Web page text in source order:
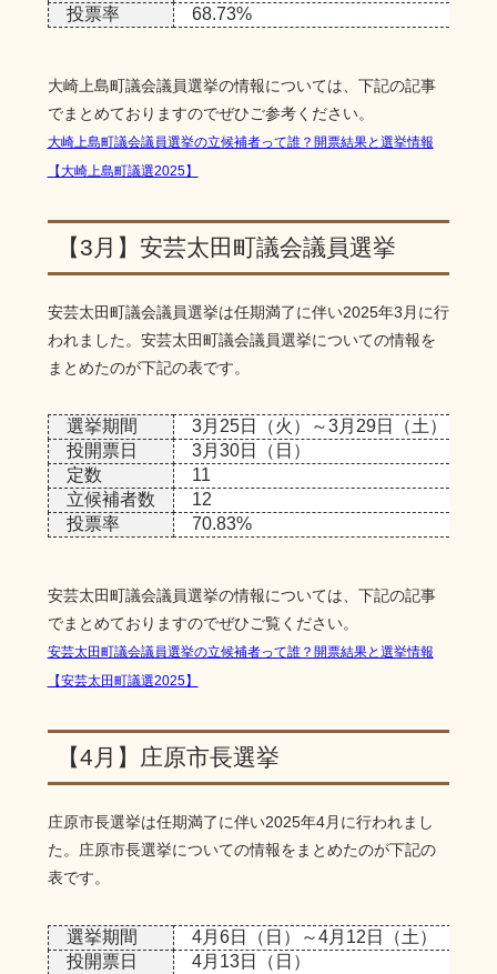
投票率
68.73%
大崎上島町議会議員選挙の情報については、下記の記事
でまとめておりますのでぜひご参考ください。
大崎上島町議会議員選挙の立候補者って誰？開票結果と選挙情報
【大崎上島町議選2025】
【3月】安芸太田町議会議員選挙
安芸太田町議会議員選挙は任期満了に伴い2025年3月に行
われました。安芸太田町議会議員選挙についての情報を
まとめたのが下記の表です。
選挙期間
3月25日（火）～3月29日（土）
投開票日
3月30日（日）
定数
11
立候補者数
12
投票率
70.83%
安芸太田町議会議員選挙の情報については、下記の記事
でまとめておりますのでぜひご覧ください。
安芸太田町議会議員選挙の立候補者って誰？開票結果と選挙情報
【安芸太田町議選2025】
【4月】庄原市長選挙
庄原市長選挙は任期満了に伴い2025年4月に行われまし
た。庄原市長選挙についての情報をまとめたのが下記の
表です。
選挙期間
4月6日（日）～4月12日（土）
投開票日
4月13日（日）